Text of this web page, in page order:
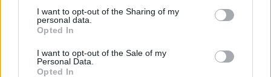
I want to opt-out of the Sharing of my
personal data.
Opted In
I want to opt-out of the Sale of my
Personal Data.
Opted In
διαδίκτυο και παράλληλα έχουν
πραγματοποιήσει μία, τουλάχιστον, από τις
προαναφερθείσες οκτώ εργασίες θεωρούν
ότι οι δεξιότητες/γνώσεις που έχουν,
αναφορικά με το διαδίκτυο, είναι επαρκείς